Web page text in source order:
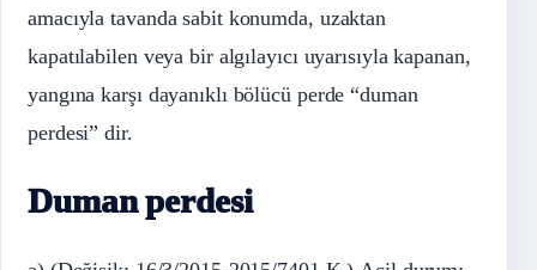
amacıyla tavanda sabit konumda, uzaktan
kapatılabilen veya bir algılayıcı uyarısıyla kapanan,
yangına karşı dayanıklı bölücü perde “duman
perdesi” dir.
Duman perdesi